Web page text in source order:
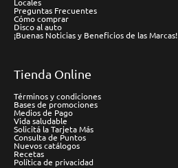
Preguntas Frecuentes
Cómo comprar
Disco al auto
¡Buenas Noticias y Beneficios de las Marcas!
Tienda Online
Términos y condiciones
Bases de promociones
Medios de Pago
Vida saludable
Solicitá la Tarjeta Más
Consulta de Puntos
Nuevos catálogos
Recetas
Política de privacidad